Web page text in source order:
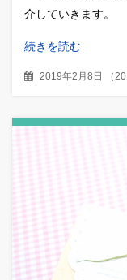
介していきます。
続きを読む
2019年2月8日 （